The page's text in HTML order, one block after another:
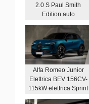
2.0 S Paul Smith
Edition auto
Alfa Romeo Junior
Elettrica BEV 156CV-
115kW elettrica Sprint